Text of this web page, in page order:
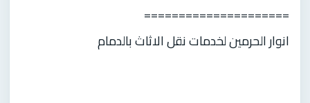
=====================
انوار الحرمين لخدمات نقل الاثاث بالدمام